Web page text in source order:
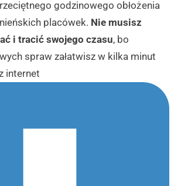
godzinowego obłożenia
placówek. Nie musisz
i tracić swojego czasu, bo
spraw załatwisz w kilka minut
internet